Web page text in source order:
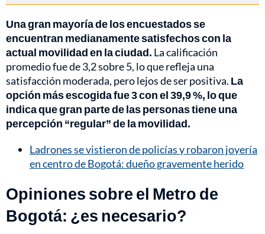
Una gran mayoría de los encuestados se
encuentran medianamente satisfechos con la
actual movilidad en la ciudad. La calificación
promedio fue de 3,2 sobre 5, lo que refleja una
satisfacción moderada, pero lejos de ser positiva. La
opción más escogida fue 3 con el 39,9 %, lo que
indica que gran parte de las personas tiene una
percepción “regular” de la movilidad.
Ladrones se vistieron de policías y robaron joyería
en centro de Bogotá: dueño gravemente herido
Opiniones sobre el Metro de
Bogotá: ¿es necesario?